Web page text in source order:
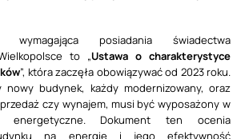
wymagająca posiadania świadectwa
to „Ustawa o charakterystyce
”, która zaczęła obowiązywać od 2023 roku.
budynek, każdy modernizowany, oraz
czy wynajem, musi być wyposażony w
energetyczne. Dokument ten ocenia
na energię i jego efektywność